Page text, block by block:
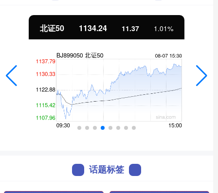
北证50 1134.24 11.37 1.01%
话题标签